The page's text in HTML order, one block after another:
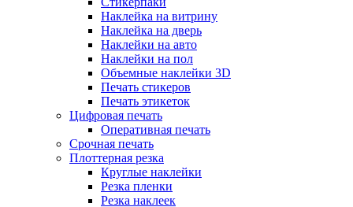
Наклейка на витрину
Наклейка на дверь
Наклейки на авто
Наклейки на пол
Объемные наклейки 3D
Печать стикеров
Печать этикеток
Цифровая печать
Оперативная печать
Срочная печать
Плоттерная резка
Круглые наклейки
Резка пленки
Резка наклеек